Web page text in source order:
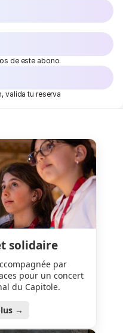
de este abono.
valida tu reserva